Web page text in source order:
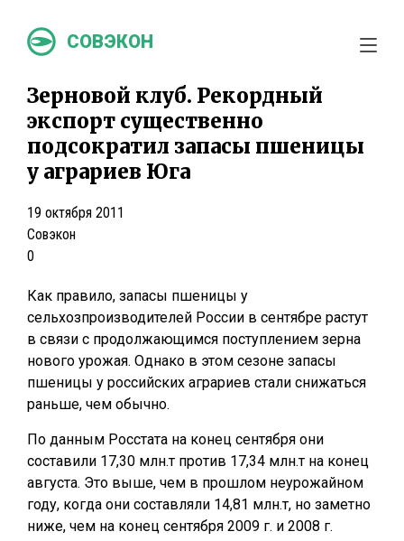
СОВЭКОН
Зерновой клуб. Рекордный
экспорт существенно
подсократил запасы пшеницы
у аграриев Юга
19 октября 2011
Совэкон
0
Как правило, запасы пшеницы у
сельхозпроизводителей России в сентябре растут
в связи с продолжающимся поступлением зерна
нового урожая. Однако в этом сезоне запасы
пшеницы у российских аграриев стали снижаться
раньше, чем обычно.
По данным Росстата на конец сентября они
составили 17,30 млн.т против 17,34 млн.т на конец
августа. Это выше, чем в прошлом неурожайном
году, когда они составляли 14,81 млн.т, но заметно
ниже, чем на конец сентября 2009 г. и 2008 г.